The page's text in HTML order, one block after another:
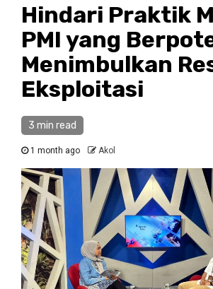
Hindari Praktik
PMI yang
Menimbulkan
Eksploitasi
3 min read
1 month ago Akol